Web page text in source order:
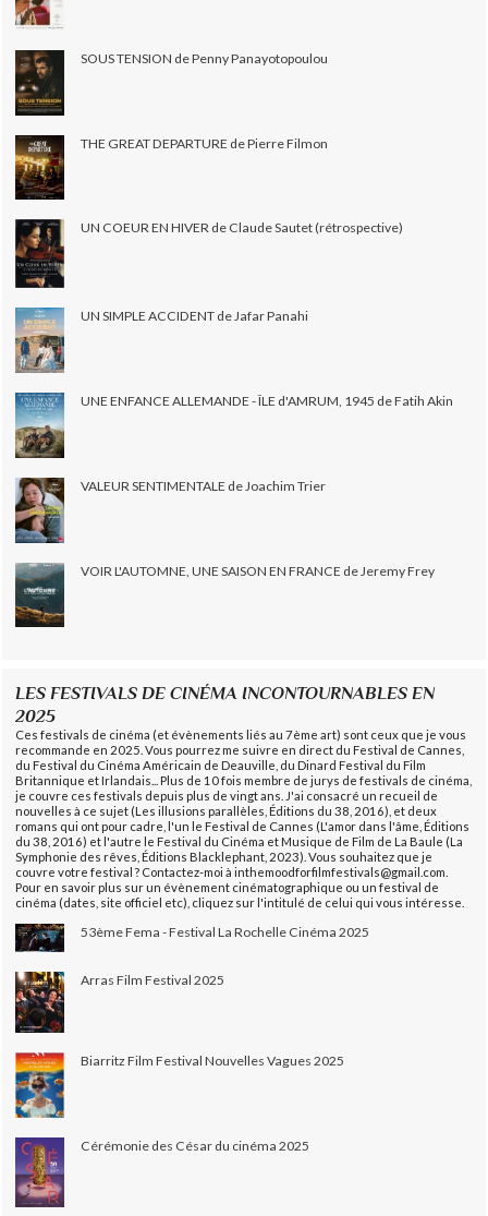
SOUS TENSION de Penny Panayotopoulou
THE GREAT DEPARTURE de Pierre Filmon
UN COEUR EN HIVER de Claude Sautet (rétrospective)
UN SIMPLE ACCIDENT de Jafar Panahi
UNE ENFANCE ALLEMANDE - ÎLE d'AMRUM, 1945 de Fatih Akin
VALEUR SENTIMENTALE de Joachim Trier
VOIR L'AUTOMNE, UNE SAISON EN FRANCE de Jeremy Frey
LES FESTIVALS DE CINÉMA INCONTOURNABLES EN
2025
Ces festivals de cinéma (et évènements liés au 7ème art) sont ceux que je vous
recommande en 2025. Vous pourrez me suivre en direct du Festival de Cannes,
du Festival du Cinéma Américain de Deauville, du Dinard Festival du Film
Britannique et Irlandais... Plus de 10 fois membre de jurys de festivals de cinéma,
je couvre ces festivals depuis plus de vingt ans. J'ai consacré un recueil de
nouvelles à ce sujet (Les illusions parallèles, Éditions du 38, 2016), et deux
romans qui ont pour cadre, l'un le Festival de Cannes (L'amor dans l'âme, Éditions
du 38, 2016) et l'autre le Festival du Cinéma et Musique de Film de La Baule (La
Symphonie des rêves, Éditions Blacklephant, 2023). Vous souhaitez que je
couvre votre festival ? Contactez-moi à inthemoodforfilmfestivals@gmail.com.
Pour en savoir plus sur un évènement cinématographique ou un festival de
cinéma (dates, site officiel etc), cliquez sur l'intitulé de celui qui vous intéresse.
53ème Fema - Festival La Rochelle Cinéma 2025
Arras Film Festival 2025
Biarritz Film Festival Nouvelles Vagues 2025
Cérémonie des César du cinéma 2025